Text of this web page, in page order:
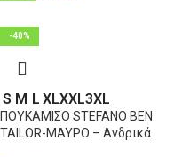
-40%
S M L XLXXL3XL
ΠΟΥΚΑΜΙΣΟ STEFANO BEN
TAILOR-ΜΑΥΡΟ – Ανδρικά